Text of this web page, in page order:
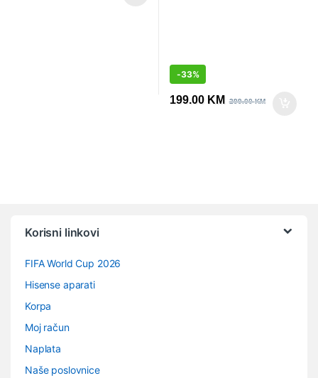
-33%
199.00 KM 299.00KM
Korisni linkovi
FIFA World Cup 2026
Hisense aparati
Korpa
Moj račun
Naplata
Naše poslovnice